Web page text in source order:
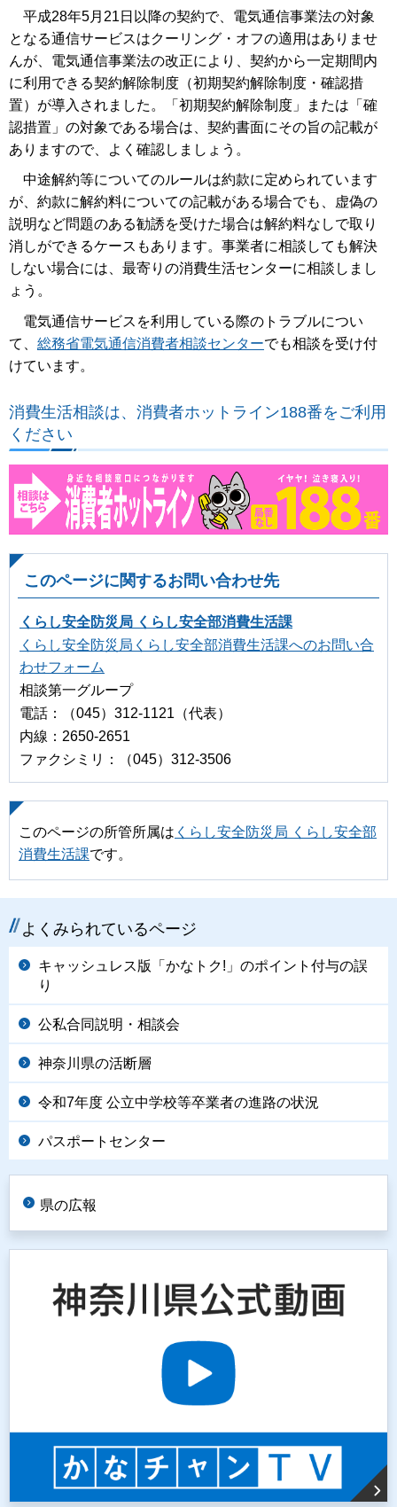
平成28年5月21日以降の契約で、電気通信事業法の対象
となる通信サービスはクーリング・オフの適用はありませ
んが、電気通信事業法の改正により、契約から一定期間内
に利用できる契約解除制度（初期契約解除制度・確認措
置）が導入されました。「初期契約解除制度」または「確
認措置」の対象である場合は、契約書面にその旨の記載が
ありますので、よく確認しましょう。
中途解約等についてのルールは約款に定められています
が、約款に解約料についての記載がある場合でも、虚偽の
説明など問題のある勧誘を受けた場合は解約料なしで取り
消しができるケースもあります。事業者に相談しても解決
しない場合には、最寄りの消費生活センターに相談しまし
ょう。
電気通信サービスを利用している際のトラブルについ
て、 総務省電気通信消費者相談センターでも相談を受け付
けています。
消費生活相談は、消費者ホットライン188番をご利用
ください
このページに関するお問い合わせ先
くらし安全防災局 くらし安全部消費生活課
くらし安全防災局くらし安全部消費生活課へのお問い合
わせフォーム
相談第一グループ
電話：（045）312-1121（代表）
内線：2650-2651
ファクシミリ：（045）312-3506
このページの所管所属は くらし安全防災局 くらし安全部
消費生活課です。
よくみられているページ
キャッシュレス版「かなトク!」のポイント付与の誤
り
公私合同説明・相談会
神奈川県の活断層
令和7年度 公立中学校等卒業者の進路の状況
パスポートセンター
県の広報